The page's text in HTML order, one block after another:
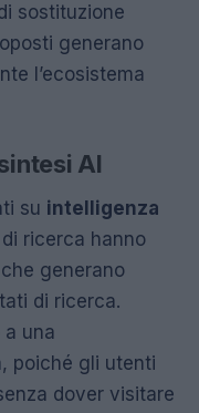
sostituzione
generano
l’ecosistema
AI
su intelligenza
ricerca hanno
generano
di ricerca.
una
poiché gli utenti
dover visitare